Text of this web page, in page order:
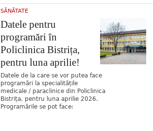
SĂNĂTATE
Datele pentru
programări în
Policlinica Bistrița,
pentru luna aprilie!
Datele de la care se vor putea face
programări la specialitățile
medicale / paraclinice din Policlinica
Bistrița, pentru luna aprilie 2026.
Programările se pot face: